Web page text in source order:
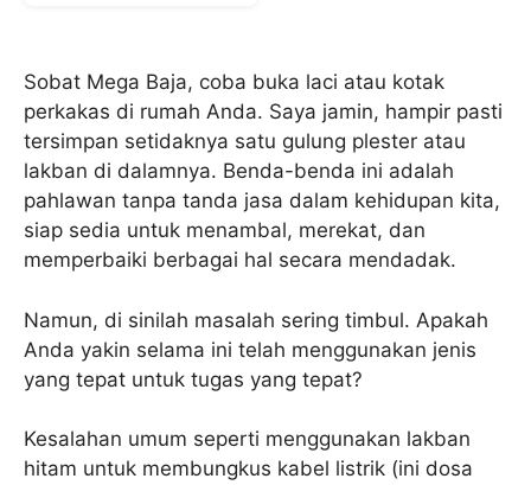
Sobat Mega Baja, coba buka laci atau kotak
perkakas di rumah Anda. Saya jamin, hampir pasti
tersimpan setidaknya satu gulung plester atau
lakban di dalamnya. Benda-benda ini adalah
pahlawan tanpa tanda jasa dalam kehidupan kita,
siap sedia untuk menambal, merekat, dan
memperbaiki berbagai hal secara mendadak.
Namun, di sinilah masalah sering timbul. Apakah
Anda yakin selama ini telah menggunakan jenis
yang tepat untuk tugas yang tepat?
Kesalahan umum seperti menggunakan lakban
hitam untuk membungkus kabel listrik (ini dosa